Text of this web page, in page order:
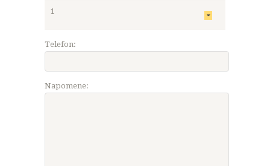
Telefon:
Napomene: